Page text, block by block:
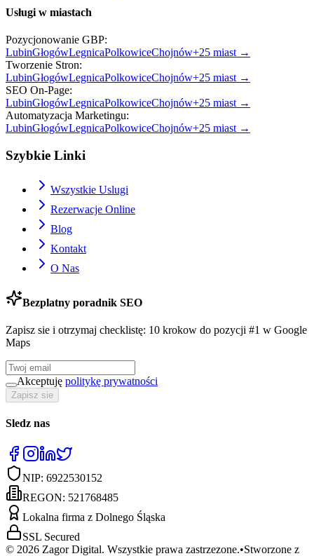
Usługi w miastach
Pozycjonowanie GBP:
LubinGłogówLegnicaPolkowiceChojnów+25 miast →
Tworzenie Stron:
LubinGłogówLegnicaPolkowiceChojnów+25 miast →
SEO On-Page:
LubinGłogówLegnicaPolkowiceChojnów+25 miast →
Automatyzacja Marketingu:
LubinGłogówLegnicaPolkowiceChojnów+25 miast →
Szybkie Linki
Wszystkie Uslugi
Rezerwacje Online
Blog
Kontakt
O Nas
Bezplatny poradnik SEO
Zapisz sie i otrzymaj checklistę: 10 krokow do pozycji #1 w Google
Maps
Akceptuję politykę prywatności
Zapisz sie
Sledz nas
NIP: 6922530152
REGON: 521768485
Lokalna firma z Dolnego Śląska
SSL Secured
© 2026 Zagor Digital. Wszystkie prawa zastrzezone.•Stworzone z